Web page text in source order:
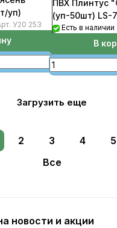
уп)
У20 253
ПВХ Плинтус
(уп-50шт) LS-
Есть в наличии
В
Загрузить еще
2 3 4
5
Все
новости и акции